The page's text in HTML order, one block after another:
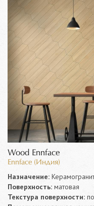
Wood Ennface
Ennface (Индия)
Назначение:
Поверхность: матовая
Текстура поверхности: